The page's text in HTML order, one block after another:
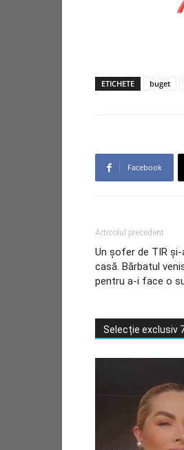
ETICHETE buget
Facebook
Articolul precedent
Un șofer de TIR
casă. Bărbatul
pentru a-i face o
Selecție exclusiv